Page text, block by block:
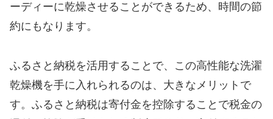
ーディーに乾燥させることができるため、時間の節
約にもなります。
ふるさと納税を活用することで、この高性能な洗濯
乾燥機を手に入れられるのは、大きなメリットで
す。ふるさと納税は寄付金を控除することで税金の